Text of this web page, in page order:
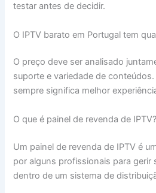
testar antes de decidir.
O IPTV barato em Portugal tem
O preço deve ser analisado
suporte e variedade de
sempre significa melhor
O que é painel de revenda de IPTV?
Um painel de revenda de IPTV é
por alguns profissionais para gerir
dentro de um sistema de